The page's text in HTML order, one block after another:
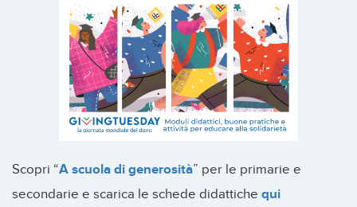
Scopri “A scuola di generosità” per le primarie e
secondarie e scarica le schede didattiche qui